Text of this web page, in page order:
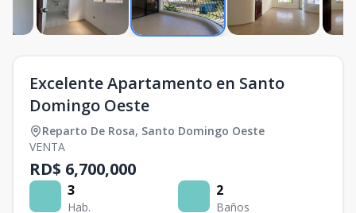
Excelente Apartamento en Santo
Domingo Oeste
Reparto De Rosa, Santo Domingo Oeste
VENTA
RD$ 6,700,000
3
Hab.
2
Baños